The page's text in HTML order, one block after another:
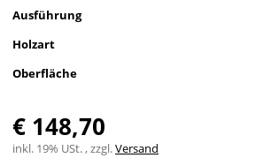
Ausführung
Holzart
Oberfläche
€ 148,70
inkl. 19% USt. , zzgl.Versand